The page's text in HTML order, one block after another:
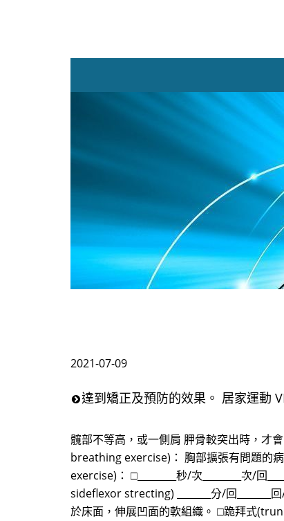
2021-07-09
達到矯正及預防的效果。 居家運動
髖部不等高，或一側肩 胛骨較突出時，才
breathing exercise)： 胸部擴張有問題的
exercise)： □________秒/次________次/
sideflexor strecting) _______分/回
於床面，伸展凹面的軟組織。 □跪拜式